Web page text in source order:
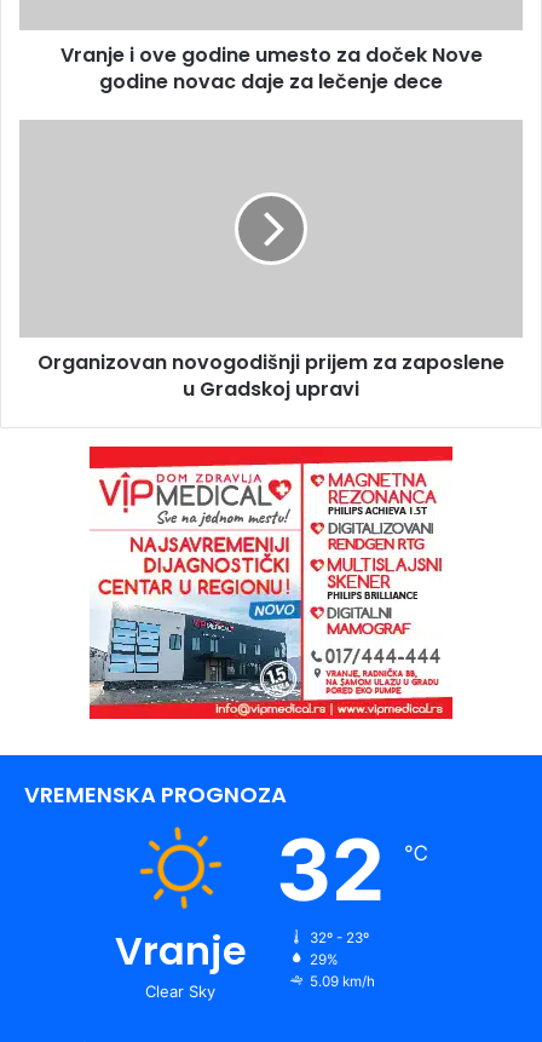
Vranje i ove godine umesto za doček Nove
godine novac daje za lečenje dece
Organizovan novogodišnji prijem za zaposlene
u Gradskoj upravi
VREMENSKA PROGNOZA
Vranje
Clear Sky
32 ℃
32º - 23º
29%
5.09 km/h